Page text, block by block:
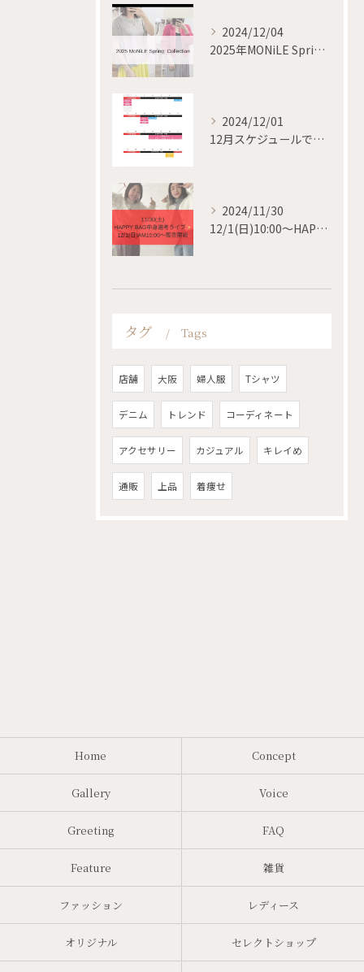
2024/12/04
2025年MONiLE Spring collection
2024/12/01
12月スケジュールです✨
2024/11/30
12/1(日)10:00〜HAPPY BAG 販売開始✨
タグ Tags
店舗 大阪 婦人服 Tシャツ
デニム トレンド コーディネート
アクセサリー カジュアル キレイめ
通販 上品 着痩せ
Home Concept
Gallery Voice
Greeting FAQ
Feature 雑貨
ファッション レディース
オリジナル セレクトショップ